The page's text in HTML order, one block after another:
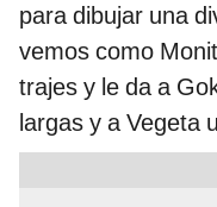
para dibujar una
vemos como
trajes y le da a
largas y a Vegeta